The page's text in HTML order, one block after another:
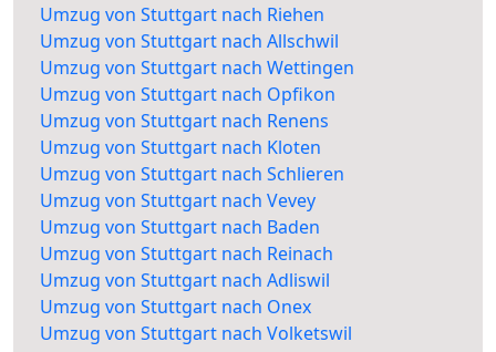
Umzug von Stuttgart nach Riehen
Umzug von Stuttgart nach Allschwil
Umzug von Stuttgart nach Wettingen
Umzug von Stuttgart nach Opfikon
Umzug von Stuttgart nach Renens
Umzug von Stuttgart nach Kloten
Umzug von Stuttgart nach Schlieren
Umzug von Stuttgart nach Vevey
Umzug von Stuttgart nach Baden
Umzug von Stuttgart nach Reinach
Umzug von Stuttgart nach Adliswil
Umzug von Stuttgart nach Onex
Umzug von Stuttgart nach Volketswil